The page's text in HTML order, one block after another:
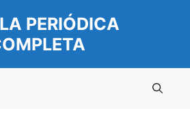
PERIÓDICA